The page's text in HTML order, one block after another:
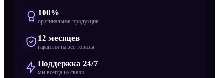
100%
оригинальная продукция
12 месяцев
гарантия на все товары
Поддержка 24/7
мы всегда на связи